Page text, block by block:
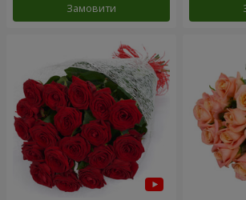
Замовити